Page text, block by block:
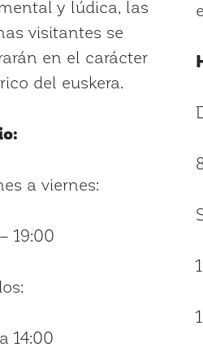
y lúdica, las
visitantes se
en el carácter
del euskera.
a viernes:
19:00
14:00